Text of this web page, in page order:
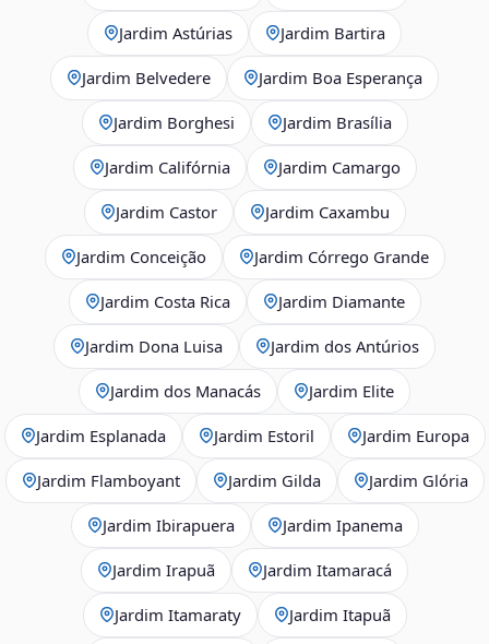
Jardim Astúrias Jardim Bartira
Jardim Belvedere Jardim Boa Esperança
Jardim Borghesi Jardim Brasília
Jardim Califórnia Jardim Camargo
Jardim Castor Jardim Caxambu
Jardim Conceição Jardim Córrego Grande
Jardim Costa Rica Jardim Diamante
Jardim Dona Luisa Jardim dos Antúrios
Jardim dos Manacás Jardim Elite
Jardim Esplanada Jardim Estoril Jardim Europa
Jardim Flamboyant Jardim Gilda Jardim Glória
Jardim Ibirapuera Jardim Ipanema
Jardim Irapuã Jardim Itamaracá
Jardim Itamaraty Jardim Itapuã